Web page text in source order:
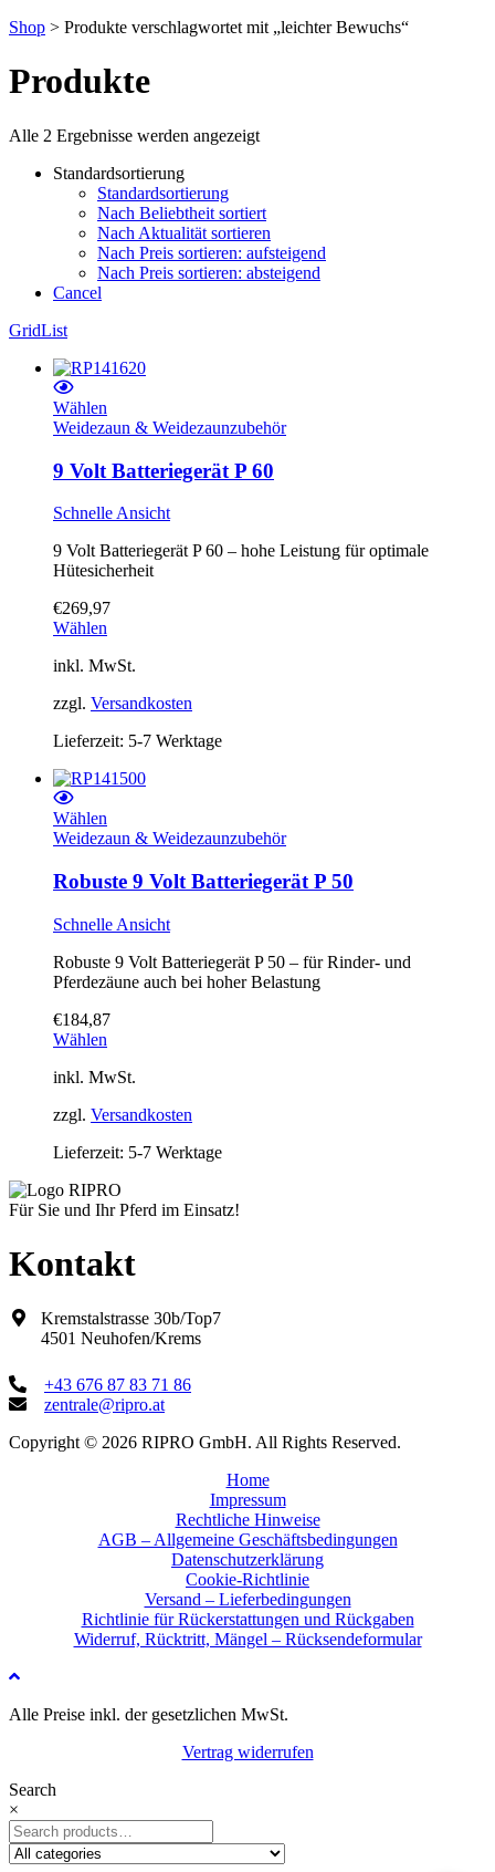
Shop > Produkte verschlagwortet mit „leichter Bewuchs“
Produkte
Alle 2 Ergebnisse werden angezeigt
Standardsortierung
Standardsortierung
Nach Beliebtheit sortiert
Nach Aktualität sortieren
Nach Preis sortieren: aufsteigend
Nach Preis sortieren: absteigend
Cancel
GridList
Wählen
Weidezaun & Weidezaunzubehör
9 Volt Batteriegerät P 60
Schnelle Ansicht
9 Volt Batteriegerät P 60 – hohe Leistung für optimale
Hütesicherheit
€269,97
Wählen
inkl. MwSt.
zzgl. Versandkosten
Lieferzeit: 5-7 Werktage
Wählen
Weidezaun & Weidezaunzubehör
Robuste 9 Volt Batteriegerät P 50
Schnelle Ansicht
Robuste 9 Volt Batteriegerät P 50 – für Rinder- und
Pferdezäune auch bei hoher Belastung
€184,87
Wählen
inkl. MwSt.
zzgl. Versandkosten
Lieferzeit: 5-7 Werktage
Für Sie und Ihr Pferd im Einsatz!
Kontakt
Kremstalstrasse 30b/Top7
4501 Neuhofen/Krems
+43 676 87 83 71 86
zentrale@ripro.at
Copyright © 2026 RIPRO GmbH. All Rights Reserved.
Home
Impressum
Rechtliche Hinweise
AGB – Allgemeine Geschäftsbedingungen
Datenschutzerklärung
Cookie-Richtlinie
Versand – Lieferbedingungen
Richtlinie für Rückerstattungen und Rückgaben
Widerruf, Rücktritt, Mängel – Rücksendeformular
Alle Preise inkl. der gesetzlichen MwSt.
Vertrag widerrufen
Search
×